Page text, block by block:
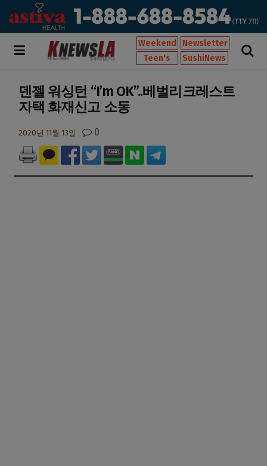
Weekend
Newsletter
Teen's
SushiNews
덴젤 워싱턴 “I’m OK”..베벌리크레스트
자택 화재신고 소동
2020년 11월 13일 0